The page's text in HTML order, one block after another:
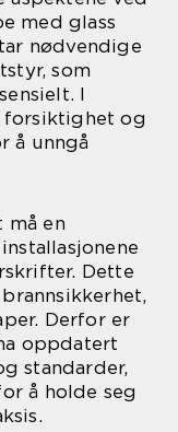
med glass
nødvendige
som
I
og
å unngå
en
Dette
Derfor er
oppdatert
standarder,
å holde seg